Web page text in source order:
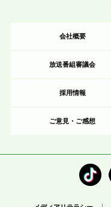
会社概要
放送番組審議会
採用情報
ご意見・ご感想